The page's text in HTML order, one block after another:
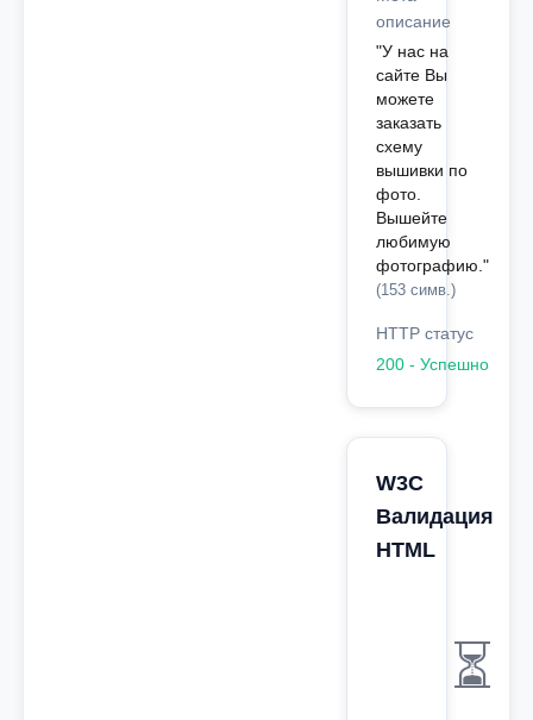
описание
"У нас на
сайте Вы
можете
заказать
схему
вышивки по
фото.
Вышейте
любимую
фотографию."
(153 симв.)
HTTP статус
200 - Успешно
W3C
Валидация
HTML
⏳